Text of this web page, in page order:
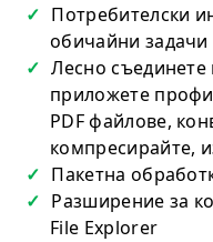
Потребителски
обичайни
Лесно
приложете
PDF файлове,
компресирайте,
Пакетна
Разширение за
File Explorer